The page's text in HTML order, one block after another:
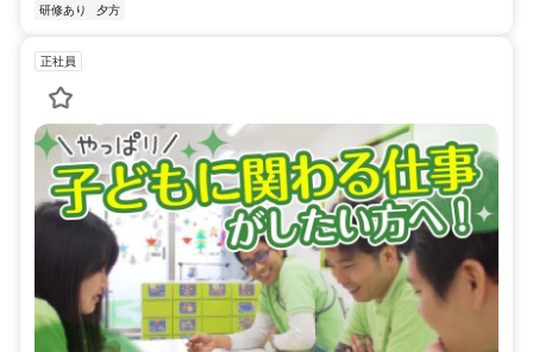
研修あり
夕方
正社員